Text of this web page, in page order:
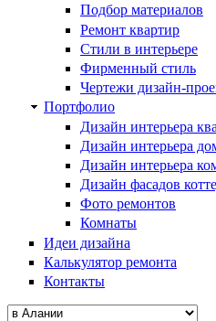
Подбор материалов
Ремонт квартир
Стили в интерьере
Фирменный стиль
Чертежи дизайн-
Портфолио
Дизайн интерьера
Дизайн интерьера
Дизайн интерьера
Дизайн фасадов
Фото ремонтов
Комнаты
Идеи дизайна
Калькулятор ремонта
Контакты